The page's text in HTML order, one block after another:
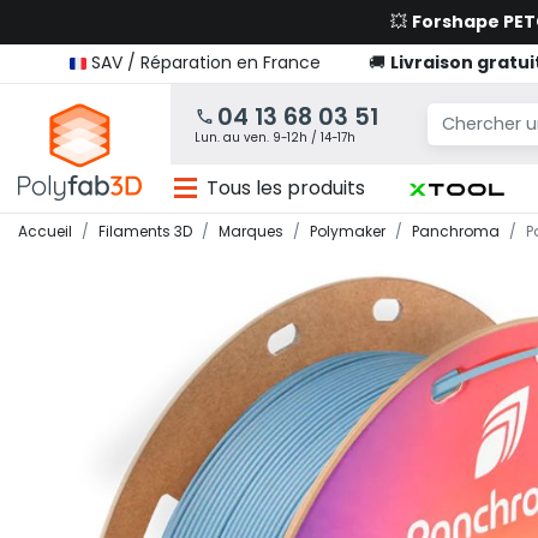
💥 Forshape
SAV / Réparation en France
🚚 Livraison
04 13 68 03 51
Lun. au ven. 9-12h / 14-17h
Tous les produits
Accueil Filaments 3D Marques Polymaker Panchroma